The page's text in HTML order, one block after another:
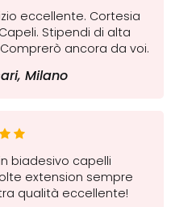
eccellente. Cortesia
Stipendi di alta
ancora da voi.
Milano
biadesivo capelli
extension sempre
qualità eccellente!